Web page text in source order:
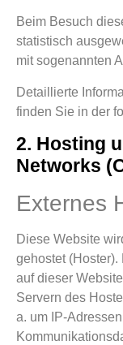
Beim Besuch
statistisch
mit sogenannten
Detaillierte
finden Sie in der
2. Hosting
Networks
Externes
Diese Website
gehostet
auf dieser
Servern des
a. um IP-